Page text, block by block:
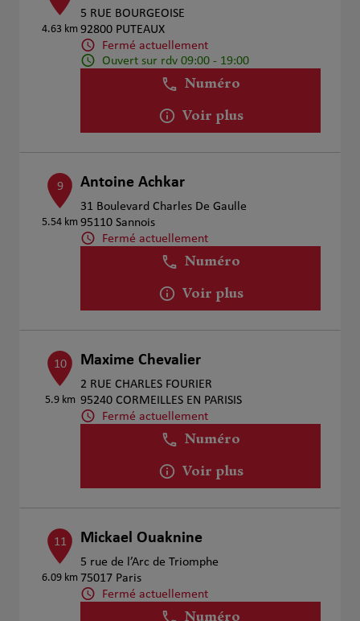
4.63 km
5 RUE BOURGEOISE
92800 PUTEAUX
Fermé actuellement
Ouvert sur rdv 09:00 - 19:00
Numéro
Voir plus
9
5.54 km
Antoine Achkar
31 Boulevard Charles De Gaulle
95110 Sannois
Fermé actuellement
Numéro
Voir plus
10
5.9 km
Maxime Chevalier
2 RUE CHARLES FOURIER
95240 CORMEILLES EN PARISIS
Fermé actuellement
Numéro
Voir plus
11
6.09 km
Mickael Ouaknine
5 rue de l’Arc de Triomphe
75017 Paris
Fermé actuellement
Numéro